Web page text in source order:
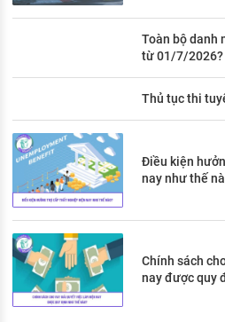
Toàn bộ danh
từ 01/7/2026?
Thủ tục thi
Điều kiện
nay như thế
Chính sách
nay được quy